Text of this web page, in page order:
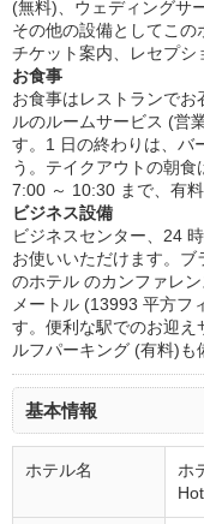
(無料)、ウェディングサ
その他の設備としてこ
チケット案内、レセプシ
お食事
お食事はレストランで
ルのルームサービス (営
す。1 日の終わりは、バ
う。テイクアウトの朝
7:00 ～ 10:30 まで、有
ビジネス設備
ビジネスセンター、24
お使いいただけます。ブ
のホテル のカンファレ
メートル (13993 平方フ
す。便利な駅でのお迎え
ルフパーキング (有料)も
基本情報
ホテル名
ホ